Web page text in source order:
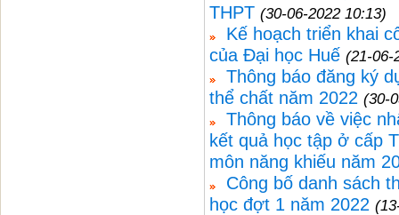
THPT (30-06-2022 10:13)
Kế hoạch triển khai
của Đại học Huế (21-06-
Thông báo đăng ký
thể chất năm 2022 (30-
Thông báo về việc
kết quả học tập ở cấp
môn năng khiếu năm
Công bố danh sách
học đợt 1 năm 2022